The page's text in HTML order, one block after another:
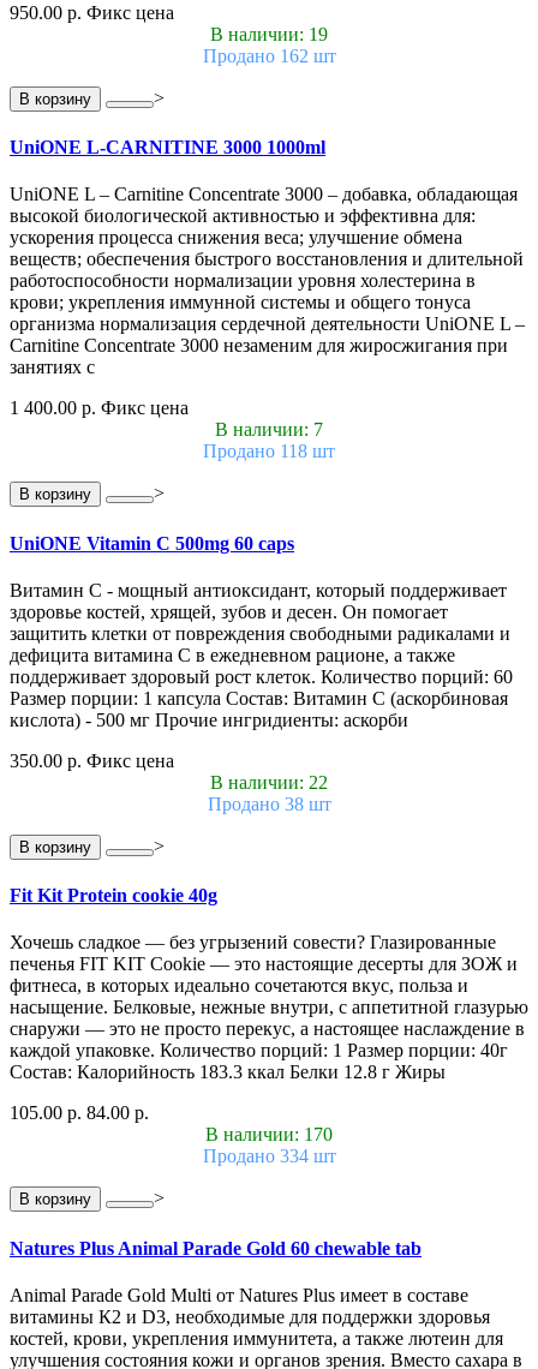
950.00 р. Фикс цена
В наличии: 19
Продано 162 шт
В корзину >
UniONE L-CARNITINE 3000 1000ml
UniONE L – Carnitine Concentrate 3000 – добавка, обладающая
высокой биологической активностью и эффективна для:
ускорения процесса снижения веса; улучшение обмена
веществ; обеспечения быстрого восстановления и длительной
работоспособности нормализации уровня холестерина в
крови; укрепления иммунной системы и общего тонуса
организма нормализация сердечной деятельности UniONE L –
Carnitine Concentrate 3000 незаменим для жиросжигания при
занятиях с
1 400.00 р. Фикс цена
В наличии: 7
Продано 118 шт
В корзину >
UniONE Vitamin С 500mg 60 caps
Витамин С - мощный антиоксидант, который поддерживает
здоровье костей, хрящей, зубов и десен. Он помогает
защитить клетки от повреждения свободными радикалами и
дефицита витамина С в ежедневном рационе, а также
поддерживает здоровый рост клеток. Количество порций: 60
Размер порции: 1 капсула Состав: Витамин С (аскорбиновая
кислота) - 500 мг Прочие ингридиенты: аскорби
350.00 р. Фикс цена
В наличии: 22
Продано 38 шт
В корзину >
Fit Kit Protein cookie 40g
Хочешь сладкое — без угрызений совести? Глазированные
печенья FIT KIT Cookie — это настоящие десерты для ЗОЖ и
фитнеса, в которых идеально сочетаются вкус, польза и
насыщение. Белковые, нежные внутри, с аппетитной глазурью
снаружи — это не просто перекус, а настоящее наслаждение в
каждой упаковке. Количество порций: 1 Размер порции: 40г
Состав: Калорийность 183.3 ккал Белки 12.8 г Жиры
105.00 р. 84.00 р.
В наличии: 170
Продано 334 шт
В корзину >
Natures Plus Animal Parade Gold 60 chewable tab
Animal Parade Gold Multi от Natures Plus имеет в составе
витамины К2 и D3, необходимые для поддержки здоровья
костей, крови, укрепления иммунитета, а также лютеин для
улучшения состояния кожи и органов зрения. Вместо сахара в